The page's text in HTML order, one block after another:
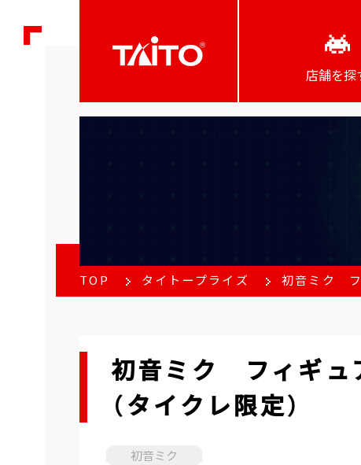
店舗を探
TOP タイトープライズ 初音ミク フ
初音ミク フィギ
（タイクレ限定）
初音ミク